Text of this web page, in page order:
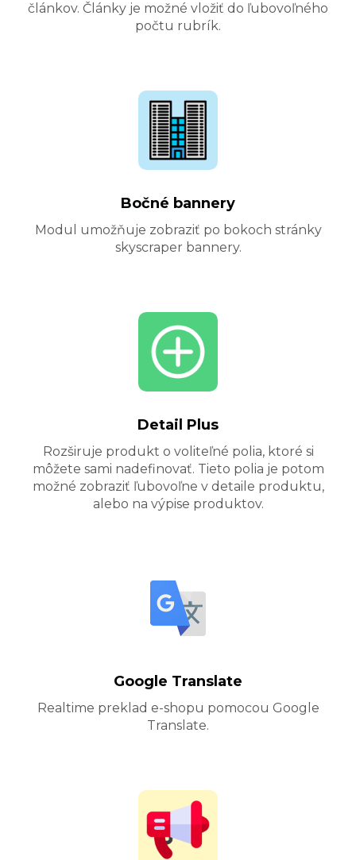
článkov. Články je možné vložiť do ľubovoľného
počtu rubrík.
Bočné bannery
Modul umožňuje zobraziť po bokoch stránky
skyscraper bannery.
Detail Plus
Rozširuje produkt o voliteľné polia, ktoré si
môžete sami nadefinovať. Tieto polia je potom
možné zobraziť ľubovoľne v detaile produktu,
alebo na výpise produktov.
Google Translate
Realtime preklad e-shopu pomocou Google
Translate.